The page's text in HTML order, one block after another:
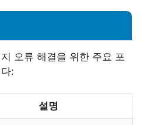
오류 해결을 위한 주요 포
:
설명